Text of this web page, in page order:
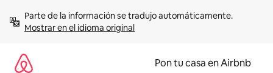
contenidoMostrar en el idioma original
Pon tu casa en Airbnb